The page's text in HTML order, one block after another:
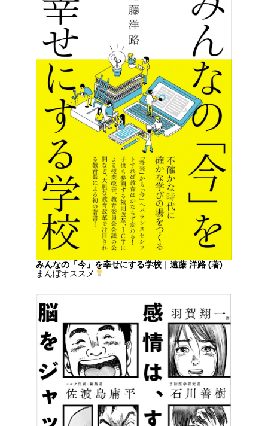
みんなの「今」を幸せにする学校｜遠藤 洋路 (著)
まんぼオススメ